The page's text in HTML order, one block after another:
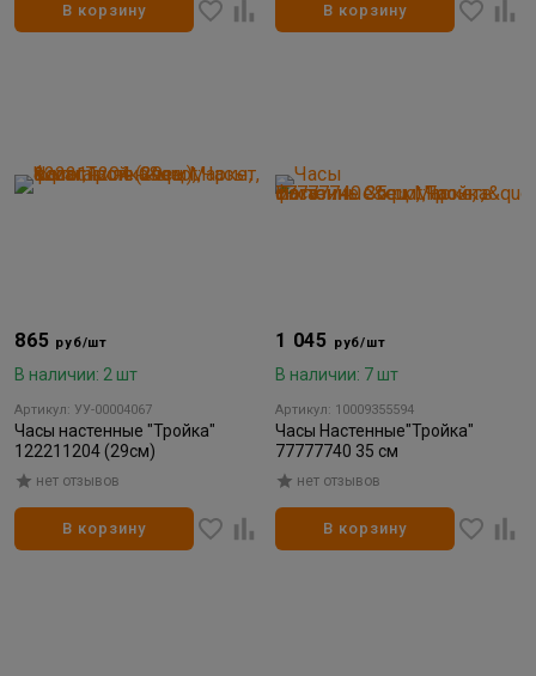
В корзину В корзину
865 руб/шт
В наличии: 2 шт
Артикул: УУ-00004067
Часы настенные "Тройка"
122211204 (29см)
нет отзывов
В корзину
1 045 руб/шт
В наличии: 7 шт
Артикул: 10009355594
Часы Настенные"Тройка"
77777740 35 см
нет отзывов
В корзину